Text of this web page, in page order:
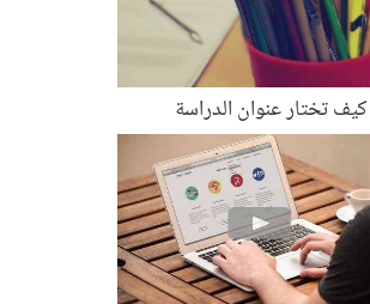
كيف تختار عنوان الدراسة